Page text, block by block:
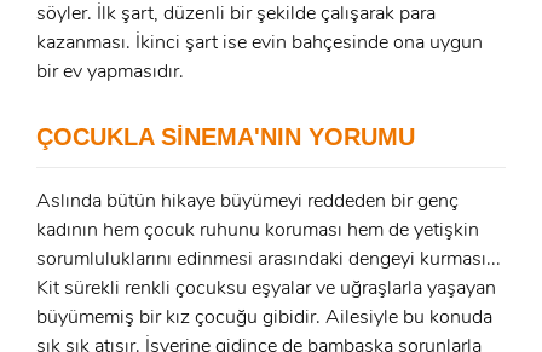
GIRIŞ YAP
Şifre:
x
ÜYE OL
E-Posta:
Şifre:
söyler. İlk şart, düzenli bir şekilde çalışarak para
kazanması. İkinci şart ise evin bahçesinde ona uygun
bir ev yapmasıdır.
ÇOCUKLA SİNEMA'NIN YORUMU
Aslında bütün hikaye büyümeyi reddeden bir genç
kadının hem çocuk ruhunu koruması hem de yetişkin
sorumluluklarını edinmesi arasındaki dengeyi kurması...
Kit sürekli renkli çocuksu eşyalar ve uğraşlarla yaşayan
büyümemiş bir kız çocuğu gibidir. Ailesiyle bu konuda
sık sık atışır. İşyerine gidince de bambaşka sorunlarla